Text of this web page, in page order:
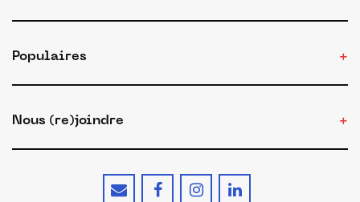
Populaires
Nous (re)joindre